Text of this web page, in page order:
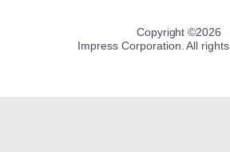
Copyright ©2026
Impress Corporation. All